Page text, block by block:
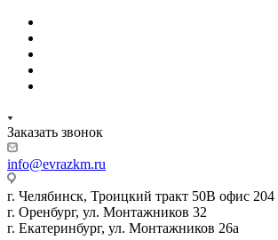
Заказать звонок
info@evrazkm.ru
г. Челябинск, Троицкий тракт 50В офис 204
г. Оренбург, ул. Монтажников 32
г. Екатеринбург, ул. Монтажников 26а